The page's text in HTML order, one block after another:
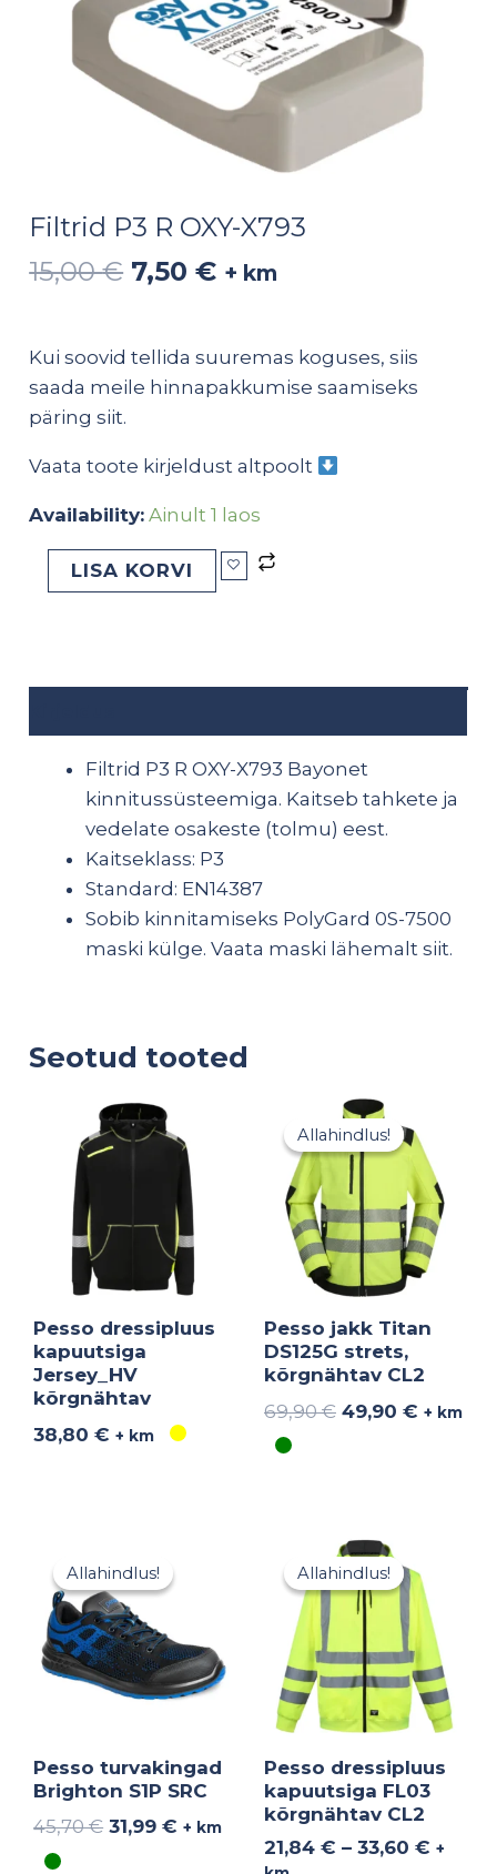
Filtrid P3 R OXY-X793
15,00€ 7,50€ + km
Kui soovid tellida suuremas koguses, siis
saada meile hinnapakkumise saamiseks
päringsiit.
Vaata toote kirjeldust altpoolt
Availability: Ainult 1 laos
LISA KORVI
Filtrid P3 R OXY-X793 Bayonet
kinnitussüsteemiga. Kaitseb tahkete ja
vedelate osakeste (tolmu) eest.
Kaitseklass: P3
Standard: EN14387
Sobib kinnitamiseks PolyGard 0S-7500
maski külge. Vaata maski lähemaltsiit.
Seotud tooted
Pesso dressipluus
kapuutsiga
Jersey_HV
kõrgnähtav
38,80€ + km
Allahindlus!
Allahindlus!
Pesso jakk Titan
DS125G strets,
kõrgnähtav CL2
69,90€
Algne
hind
oli:
69,90 €.
49,90 €
on:
49,90 €.
+ km
Allahindlus!
Allahindlus!
Pesso turvakingad
Brighton S1P SRC
45,70€
hind
oli:
45,70 €.
31,99€ + km
Allahindlus!
Allahindlus!
Pesso dressipluus
kapuutsiga FL03
kõrgnähtav CL2
21,84 € – 33,60 €
33,60
+